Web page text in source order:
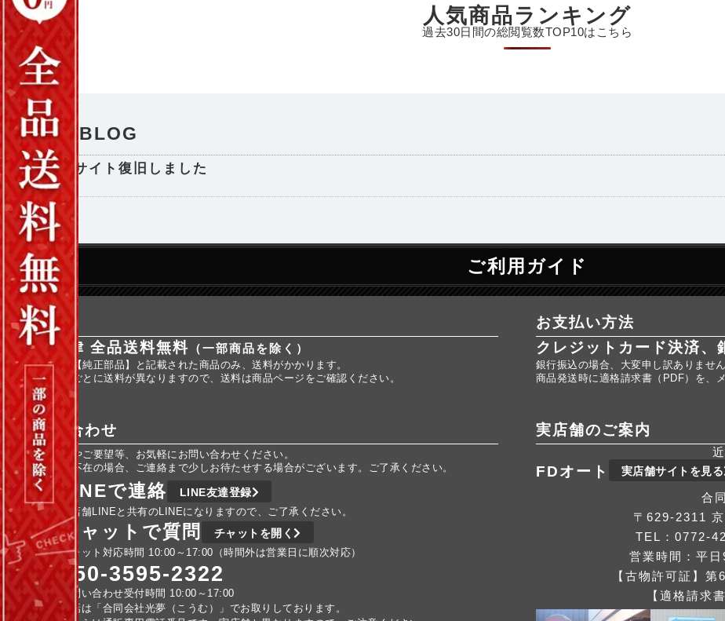
人気商品ランキング
過去30日間の総閲覧数TOP10はこちら
NEWS / BLOG
2025-08-29 サイト復旧しました
ご利用ガイド
送料
全国一律 全品送料無料 （一部商品を除く）
※商品名に【純正部品】と記載された商品のみ、送料がかかります。
※純正部品ごとに送料が異なりますので、送料は商品ページをご確認ください。
お支払い方法
クレジットカード決済、
銀行振込の場合、大変申し訳ありませ
商品発送時に適格請求書（PDF）を、
お問い合わせ
ご不明な点やご要望等、お気軽にお問い合わせください。
車検などで不在の場合、ご連絡まで少しお待たせする場合がございます。ご了承ください。
LINEで連絡 LINE友達登録
実店舗LINEと共有のLINEになりますので、ご了承ください。
チャットで質問 チャットを開く
チャット対応時間 10:00～17:00（時間外は営業日に順次対応）
050-3595-2322
お問い合わせ受付時間 10:00～17:00
電話は「合同会社光夢（こうむ）」でお取りしております。
実店舗のご案内
FDオート 実店舗サイトを見る
合
〒629-2311
TEL：0772-
営業時間：平
【古物許可証】
【適格請求